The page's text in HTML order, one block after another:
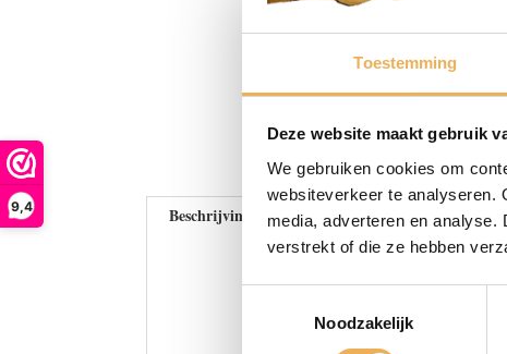
Toestemming
Deze website maakt gebruik
We gebruiken cookies om
websiteverkeer te analyseren.
media, adverteren en analyse.
verstrekt of die ze hebben
Noodzakelijk
9,4 Beschrijving Beoordelingen (0)